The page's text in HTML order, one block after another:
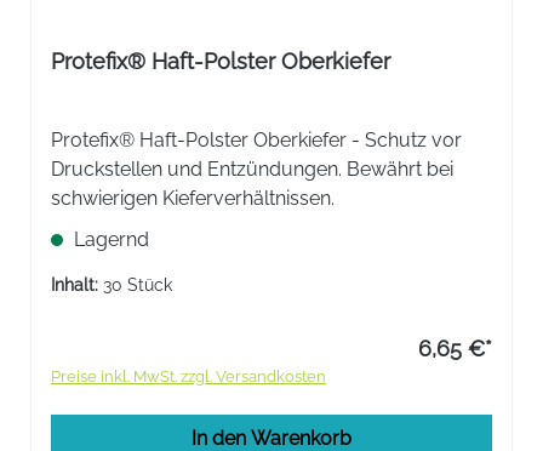
Protefix® Haft-Polster Oberkiefer
Protefix® Haft-Polster Oberkiefer - Schutz vor
Druckstellen und Entzündungen. Bewährt bei
schwierigen Kieferverhältnissen.
Lagernd
Inhalt: 30 Stück
6,65 €*
Preise inkl. MwSt. zzgl. Versandkosten
In den Warenkorb